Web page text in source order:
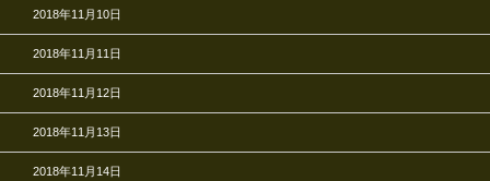
2018年11月10日
2018年11月11日
2018年11月12日
2018年11月13日
2018年11月14日